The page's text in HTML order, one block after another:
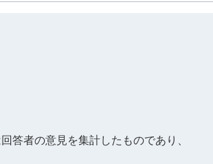
答者の意見を集計したものであり、